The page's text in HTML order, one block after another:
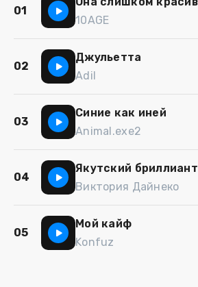
01
10AGE
02
Джульетта
Adil
03
Синие как иней
Animal.exe2
04
Якутский бриллиант
Виктория Дайнеко
05
Мой кайф
Konfuz